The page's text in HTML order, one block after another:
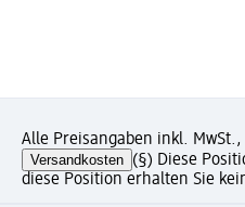
Alle Preisangaben inkl.
Versandkosten (§) Diese
diese Position erhalten Sie